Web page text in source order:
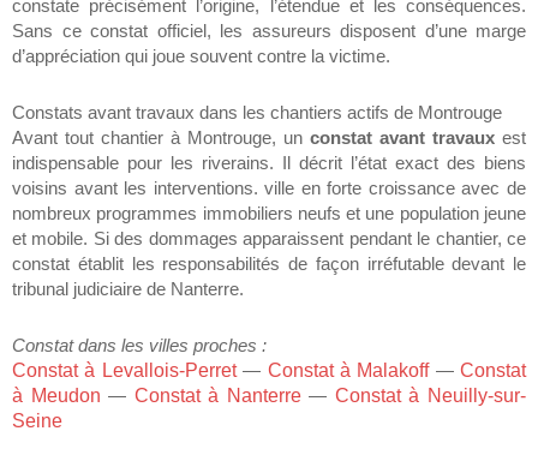
constate précisément l’origine, l’étendue et les conséquences.
Sans ce constat officiel, les assureurs disposent d’une marge
d’appréciation qui joue souvent contre la victime.
Constats avant travaux dans les chantiers actifs de Montrouge
Avant tout chantier à Montrouge, un constat avant travaux est
indispensable pour les riverains. Il décrit l’état exact des biens
voisins avant les interventions. ville en forte croissance avec de
nombreux programmes immobiliers neufs et une population jeune
et mobile. Si des dommages apparaissent pendant le chantier, ce
constat établit les responsabilités de façon irréfutable devant le
tribunal judiciaire de Nanterre.
Constat dans les villes proches :
Constat à Levallois-Perret— Constat à Malakoff— Constat
à Meudon — Constat à Nanterre— Constat à Neuilly-sur-
Seine